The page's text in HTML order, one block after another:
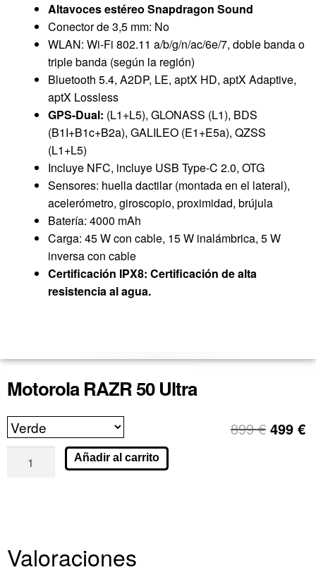
Altavoces estéreo Snapdragon Sound
Conector de 3,5 mm: No
WLAN: Wi-Fi 802.11 a/b/g/n/ac/6e/7, doble banda o
triple banda (según la región)
Bluetooth 5.4, A2DP, LE, aptX HD, aptX Adaptive,
aptX Lossless
GPS-Dual: (L1+L5), GLONASS (L1), BDS
(B1I+B1c+B2a), GALILEO (E1+E5a), QZSS
(L1+L5)
Incluye NFC, incluye USB Type-C 2.0, OTG
Sensores: huella dactilar (montada en el lateral),
acelerómetro, giroscopio, proximidad, brújula
Batería: 4000 mAh
Carga: 45 W con cable, 15 W inalámbrica, 5 W
inversa con cable
Certificación IPX8: Certificación de alta
resistencia al agua.
Motorola RAZR 50 Ultra
899€ 499 €
Añadir al carrito
Valoraciones